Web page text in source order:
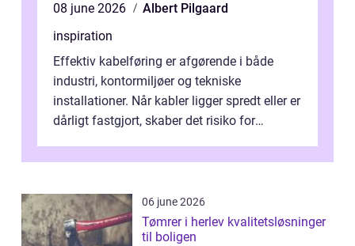
08 june 2026
Albert Pilgaard
inspiration
Effektiv kabelføring er afgørende i både
industri, kontormiljøer og tekniske
installationer. Når kabler ligger spredt eller er
dårligt fastgjort, skaber det risiko for
06 june 2026
Tømrer i herlev kvalitetsløsninger
til boligen